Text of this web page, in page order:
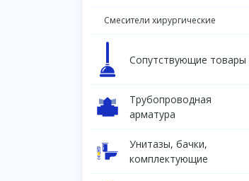
Смесители хирургические
Сопутствующие товары
Трубопроводная
арматура
Унитазы, бачки,
комплектующие